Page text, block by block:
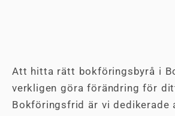
Att hitta rätt bokföringsbyrå i
verkligen göra förändring för
Bokföringsfrid är vi dedikerade